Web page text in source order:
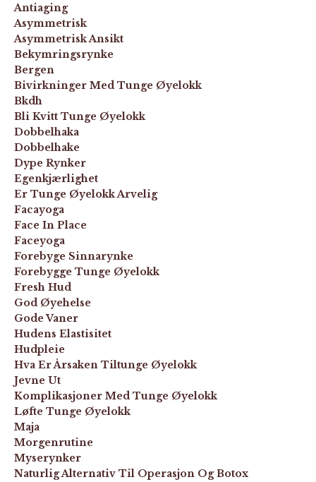
Antiaging
Asymmetrisk
Asymmetrisk Ansikt
Bekymringsrynke
Bergen
Bivirkninger Med Tunge Øyelokk
Bkdh
Bli Kvitt Tunge Øyelokk
Dobbelhaka
Dobbelhake
Dype Rynker
Egenkjærlighet
Er Tunge Øyelokk Arvelig
Facayoga
Face In Place
Faceyoga
Forebyge Sinnarynke
Forebygge Tunge Øyelokk
Fresh Hud
God Øyehelse
Gode Vaner
Hudens Elastisitet
Hudpleie
Hva Er Årsaken Tiltunge Øyelokk
Jevne Ut
Komplikasjoner Med Tunge Øyelokk
Løfte Tunge Øyelokk
Maja
Morgenrutine
Myserynker
Naturlig Alternativ Til Operasjon Og Botox